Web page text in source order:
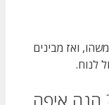
ואז מבינים
לנוח.
הנה איפה